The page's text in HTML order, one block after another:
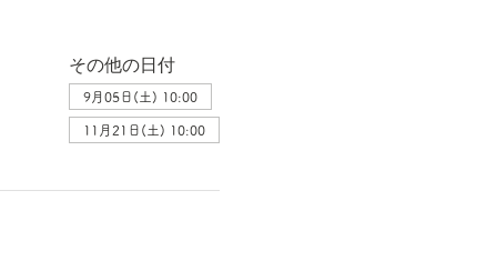
その他の日付
9月05日(土) 10:00
11月21日(土) 10:00